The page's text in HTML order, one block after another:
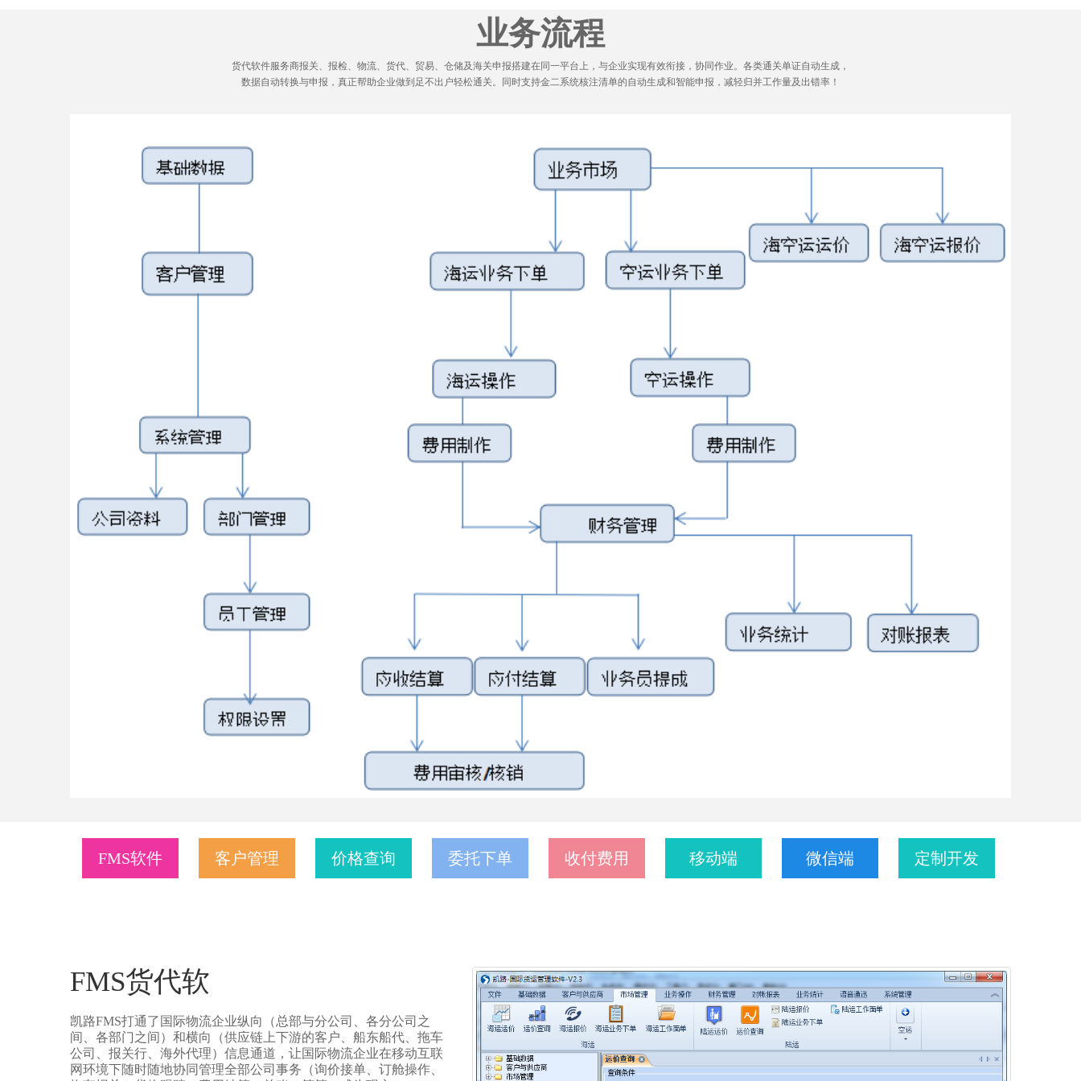
业务流程
货代软件服务商报关、报检、物流、货代、贸易、仓储及海关申报搭建在同一平台上，与企业实现有效衔接，协同作业。各类通关单证自动生成，
数据自动转换与申报，真正帮助企业做到足不出户轻松通关。同时支持金二系统核注清单的自动生成和智能申报，减轻归并工作量及出错率！
FMS软件 客户管理 价格查询 委托下单 收付费用 移动端 微信端 定制开发
FMS货代软
凯路FMS打通了国际物流企业纵向（总部与分公司、各分公司之
间、各部门之间）和横向（供应链上下游的客户、船东船代、拖车
公司、报关行、海外代理）信息通道，让国际物流企业在移动互联
网环境下随时随地协同管理全部公司事务（询价接单、订舱操作、